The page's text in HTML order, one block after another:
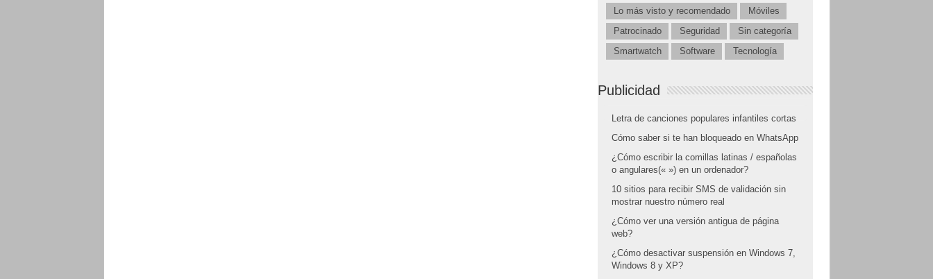
Lo más visto y recomendado
Móviles
Patrocinado
Seguridad
Sin categoría
Smartwatch
Software Tecnología
Publicidad
Letra de canciones populares infantiles cortas
Cómo saber si te han bloqueado en WhatsApp
¿Cómo escribir la comillas latinas / españolas
o angulares(« ») en un ordenador?
10 sitios para recibir SMS de validación sin
mostrar nuestro número real
¿Cómo ver una versión antigua de página
web?
¿Cómo desactivar suspensión en Windows 7,
Windows 8 y XP?